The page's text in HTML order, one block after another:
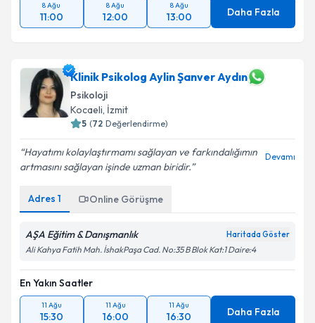
8 Ağu
11:00
8 Ağu
12:00
8 Ağu
13:00 Daha Fazla
Klinik Psikolog Aylin Şanver Aydın
Psikoloji
Kocaeli, İzmit
5 (72 Değerlendirme)
Hayatımı kolaylaştırmamı sağlayan ve farkındalığımın
artmasını sağlayan işinde uzman biridir.
Devamı
Adres 1 Online Görüşme
AŞA Eğitim & Danışmanlık Haritada Göster
Ali Kahya Fatih Mah. İshakPaşa Cad. No:35 B Blok Kat:1 Daire:4
En Yakın Saatler
11 Ağu
15:30
11 Ağu
16:00
11 Ağu
16:30 Daha Fazla